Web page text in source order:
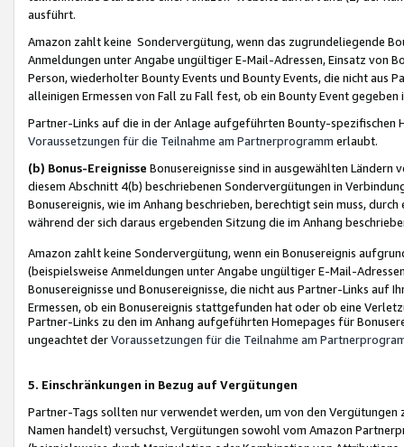
ausführt.
Amazon zahlt keine Sondervergütung, wenn das zugrundeliegende
Anmeldungen unter Angabe ungültiger E-Mail-Adressen, Einsatz von
Person, wiederholter Bounty Events und Bounty Events, die nicht
alleinigen Ermessen von Fall zu Fall fest, ob ein Bounty Event
Partner-Links auf die in der Anlage aufgeführten Bounty-spezifischen
Voraussetzungen für die Teilnahme am Partnerprogramm erlaubt.
(b) Bonus-Ereignisse Bonusereignisse sind in ausgewählten Ländern
diesem Abschnitt 4(b) beschriebenen Sondervergütungen in
Bonusereignis, wie im Anhang beschrieben, berechtigt sein muss,
während der sich daraus ergebenden Sitzung die im Anhang
Amazon zahlt keine Sondervergütung, wenn ein Bonusereignis
(beispielsweise Anmeldungen unter Angabe ungültiger E-Mail-
Bonusereignisse und Bonusereignisse, die nicht aus Partner-Links auf
Ermessen, ob ein Bonusereignis stattgefunden hat oder ob eine
Partner-Links zu den im Anhang aufgeführten Homepages für
ungeachtet derVoraussetzungen für die Teilnahme am
5. Einschränkungen in Bezug auf Vergütungen
Partner-Tags sollten nur verwendet werden, um von den
Namen handelt) versuchst, Vergütungen sowohl vom Amazon